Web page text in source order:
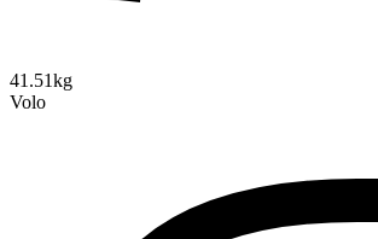
41.51kg
Volo